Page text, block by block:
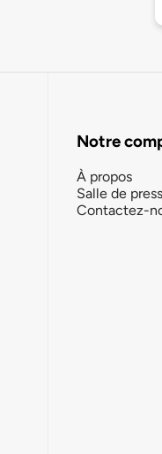
Notre
À propos
Salle de
Contactez-